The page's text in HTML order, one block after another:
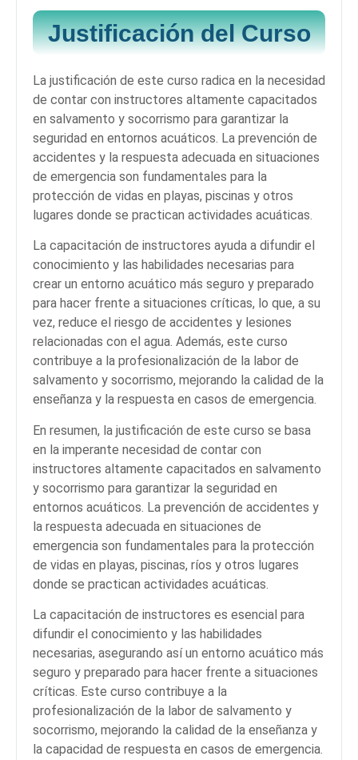
Justificación del Curso
La justificación de este curso radica en la necesidad
de contar con instructores altamente capacitados
en salvamento y socorrismo para garantizar la
seguridad en entornos acuáticos. La prevención de
accidentes y la respuesta adecuada en situaciones
de emergencia son fundamentales para la
protección de vidas en playas, piscinas y otros
lugares donde se practican actividades acuáticas.
La capacitación de instructores ayuda a difundir el
conocimiento y las habilidades necesarias para
crear un entorno acuático más seguro y preparado
para hacer frente a situaciones críticas, lo que, a su
vez, reduce el riesgo de accidentes y lesiones
relacionadas con el agua. Además, este curso
contribuye a la profesionalización de la labor de
salvamento y socorrismo, mejorando la calidad de la
enseñanza y la respuesta en casos de emergencia.
En resumen, la justificación de este curso se basa
en la imperante necesidad de contar con
instructores altamente capacitados en salvamento
y socorrismo para garantizar la seguridad en
entornos acuáticos. La prevención de accidentes y
la respuesta adecuada en situaciones de
emergencia son fundamentales para la protección
de vidas en playas, piscinas, ríos y otros lugares
donde se practican actividades acuáticas.
La capacitación de instructores es esencial para
difundir el conocimiento y las habilidades
necesarias, asegurando así un entorno acuático más
seguro y preparado para hacer frente a situaciones
críticas. Este curso contribuye a la
profesionalización de la labor de salvamento y
socorrismo, mejorando la calidad de la enseñanza y
la capacidad de respuesta en casos de emergencia.